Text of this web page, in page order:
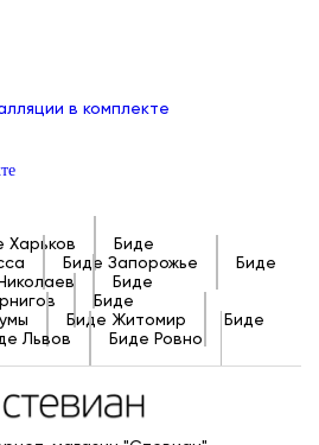
Харьков
Биде
Биде Запорожье
Биде
Биде
Биде
Биде Житомир
Биде
Львов Биде Ровно